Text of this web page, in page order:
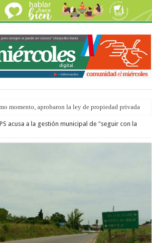
momento, aprobaron la ley de propiedad privada
PS acusa a la gestión municipal de "seguir con la